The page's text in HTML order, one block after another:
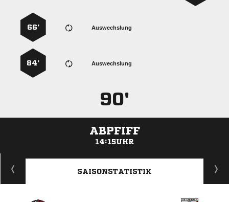
Auswechslung
66’
Auswechslung
84’
90'
ABPFIFF
14:15UHR
ANZEIGE
SAISONSTATISTIK